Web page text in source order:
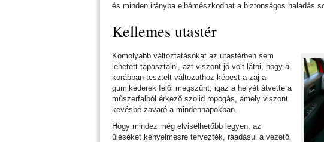
és minden irányba elbámészkodhat a biztonságos haladás
Kellemes utastér
Komolyabb változtatásokat az utastérben sem
lehetett tapasztalni, azt viszont jó volt látni, hogy a
korábban tesztelt változathoz képest a zaj a
gumikéderek felől megszűnt; igaz a helyét átvette a
műszerfalból érkező szolid ropogás, amely viszont
kevésbé zavaró a mindennapokban.
Hogy mindez még elviselhetőbb legyen, az
üléseket kényelmesre tervezték, ráadásul a vezetői